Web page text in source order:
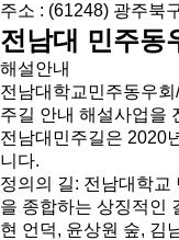
주소 : (61248) 광주북
전남대 민주동
해설안내
전남대학교민주동우
주길 안내 해설사업을
전남대민주길은 2020
니다.
정의의 길: 전남대학교
을 종합하는 상징적인
현 언덕, 윤상원 숲, 김